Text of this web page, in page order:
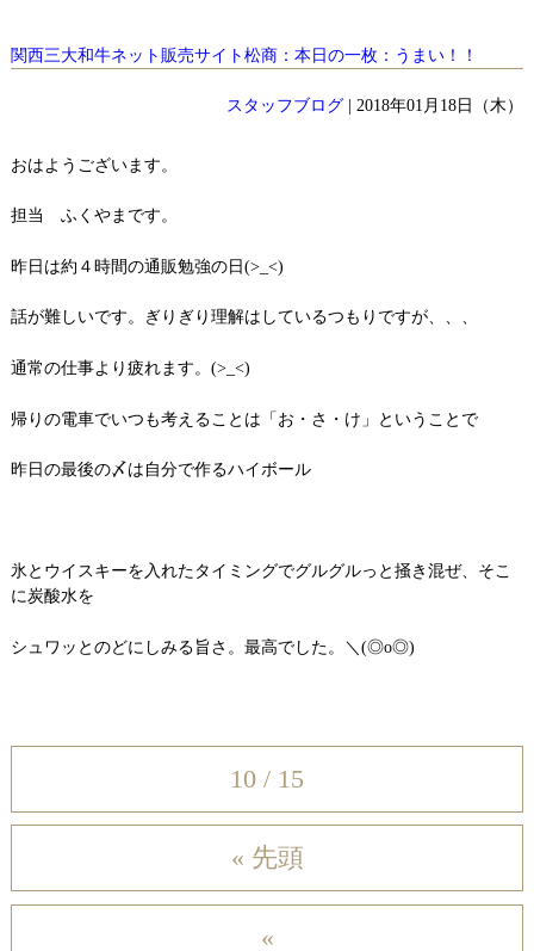
関西三大和牛ネット販売サイト松商：本日の一枚：うまい！！
スタッフブログ | 2018年01月18日（木）
おはようございます。
担当 ふくやまです。
昨日は約４時間の通販勉強の日(>_<)
話が難しいです。ぎりぎり理解はしているつもりですが、、、
通常の仕事より疲れます。(>_<)
帰りの電車でいつも考えることは「お・さ・け」ということで
昨日の最後の〆は自分で作るハイボール
氷とウイスキーを入れたタイミングでグルグルっと掻き混ぜ、そこ
に炭酸水を
シュワッとのどにしみる旨さ。最高でした。＼(◎o◎)
10 / 15
« 先頭
«